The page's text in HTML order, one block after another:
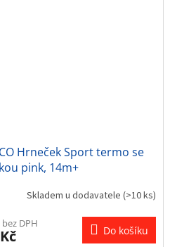
Hrneček Sport termo se
pink, 14m+
Skladem u dodavatele (>10 ks)
bez DPH
Do košíku